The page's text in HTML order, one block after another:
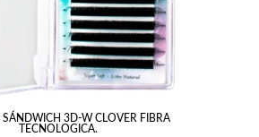
SÁNDWICH 3D-W CLOVER FIBRA
TECNOLOGICA.